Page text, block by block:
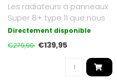
Les radiateurs à panneaux
Super 8+ type 11 que nous
proposons sont d'un blanc
Directement disponible
€279,90 €139,95